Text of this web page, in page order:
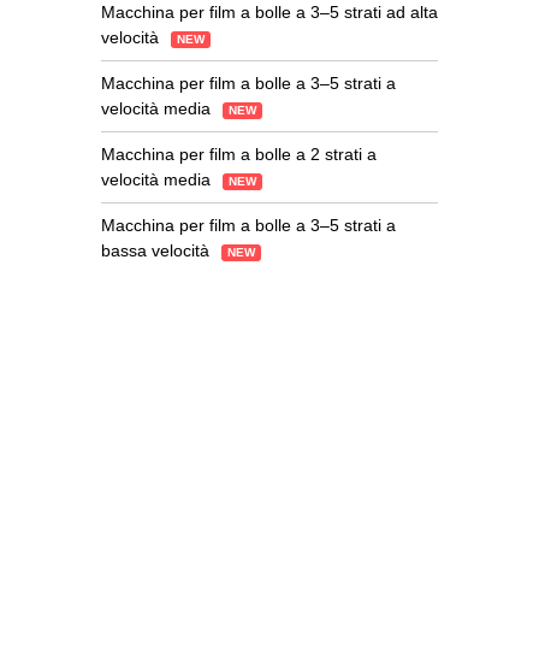
Macchina per film a bolle a 3–5 strati ad alta
velocità
NEW
Macchina per film a bolle a 3–5 strati a
velocità media
NEW
Macchina per film a bolle a 2 strati a
velocità media
NEW
Macchina per film a bolle a 3–5 strati a
bassa velocità
NEW